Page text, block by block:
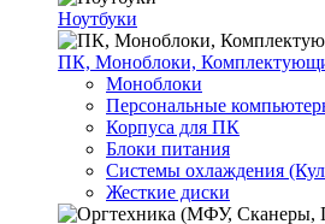
Ноутбуки
ПК, Моноблоки,
Моноблоки
Персональные
Корпуса для ПК
Блоки питания
Системы охлаждения
Жесткие диски